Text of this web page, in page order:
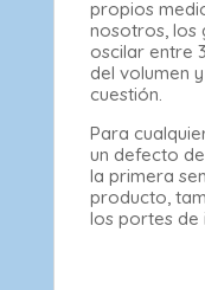
propios
nosotros, los
oscilar entre
del volumen
cuestión.
Para
un defecto
la primera
producto,
los portes de